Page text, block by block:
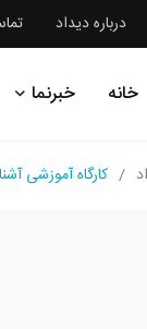
درباره دیداد
خانه خبرنما
کارگاه آموزشی